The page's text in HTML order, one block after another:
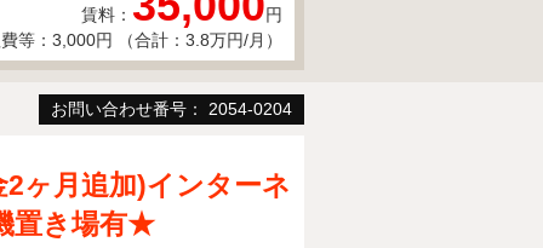
賃料：
円
等：3,000円 （合計：3.8万円/月）
お問い合わせ番号： 2054-0204
ヶ月追加)インターネ
置き場有★